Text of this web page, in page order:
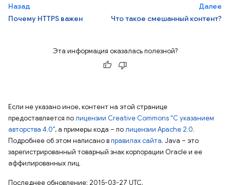
Назад
Почему HTTPS важен
Далее
Что такое смешанный контент?
Эта информация оказалась полезной?
Если не указано иное, контент на этой странице
предоставляется полицензии Creative Commons "С указанием
авторства 4.0", а примеры кода – полицензии Apache 2.0.
Подробнее об этом написано вправилах сайта. Java – это
зарегистрированный товарный знак корпорации Oracle и ее
аффилированных лиц.
Последнее обновление: 2015-03-27 UTC.